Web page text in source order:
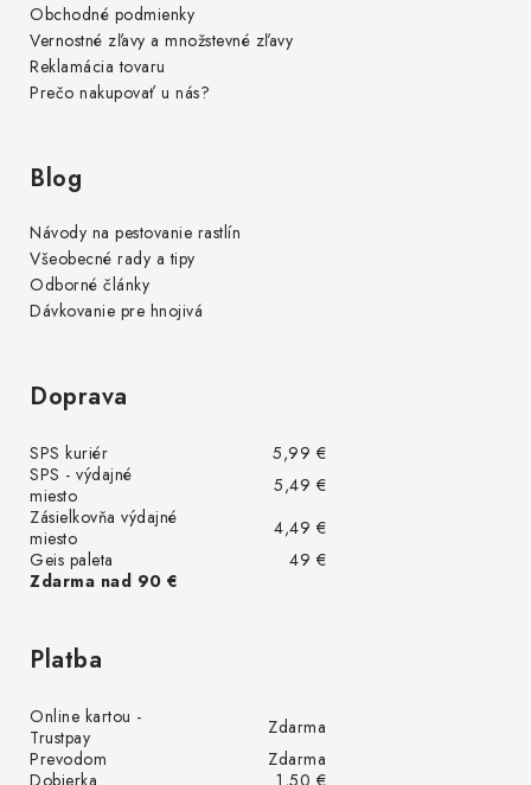
Obchodné podmienky
Vernostné zľavy a množstevné zľavy
Reklamácia tovaru
Prečo nakupovať u nás?
Blog
Návody na pestovanie rastlín
Všeobecné rady a tipy
Odborné články
Dávkovanie pre hnojivá
Doprava
SPS kuriér
5,99 €
SPS - výdajné
miesto
5,49 €
Zásielkovňa výdajné
miesto
4,49 €
Geis paleta
49 €
Zdarma nad 90 €
Platba
Online kartou -
Trustpay
Zdarma
Prevodom
Zdarma
Dobierka
1,50 €